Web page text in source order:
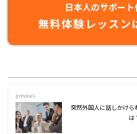
日本人のサポート
無料体験レッスン
previous
突然外国人に話しかけ
は